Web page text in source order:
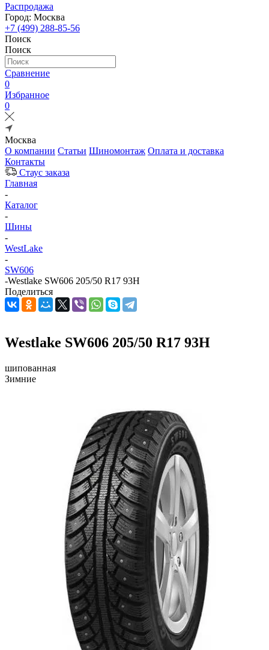
Распродажа
Город: Москва
+7 (499) 288-85-56
Поиск
Поиск
Сравнение
0
Избранное
0
Москва
О компании Статьи Шиномонтаж Оплата и доставка
Контакты
Стаус заказа
Главная
-
Каталог
-
Шины
-
WestLake
-
SW606
-Westlake SW606 205/50 R17 93H
Поделиться
Westlake SW606 205/50 R17 93H
шипованная
Зимние